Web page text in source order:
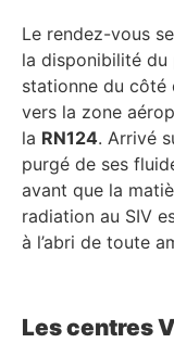
Le rendez-vous
la disponibilité du
stationne du côté
vers la zone
la RN124. Arrivé
purgé de ses
avant que la
radiation au SIV
à l’abri de toute
Les centres